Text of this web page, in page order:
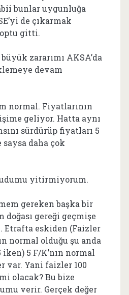
bunlar uygunluğa
de çıkarmak
gitti.
zararımı AKSA’da
devam
normal. Fiyatlarının
geliyor. Hatta aynı
sürdürüp fiyatları 5
daha çok
yitirmiyorum.
gereken başka bir
doğası gereği geçmişe
Etrafta eskiden (Faizler
normal olduğu şu anda
iken) 5 F/K’nın normal
var. Yani faizler 100
olacak? Bu bize
verir. Gerçek değer